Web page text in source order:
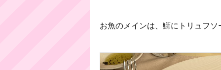
お魚のメインは、鰤にトリュフソ